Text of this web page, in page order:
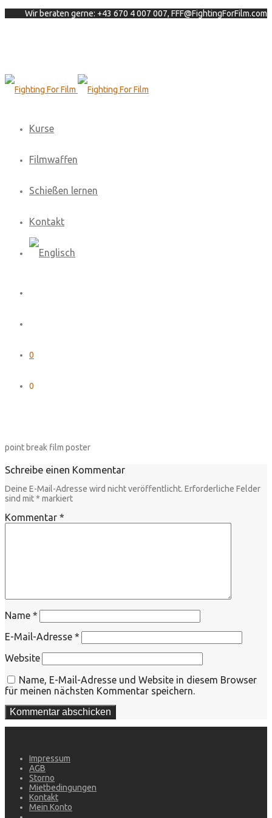
Wir beraten gerne: +43 670 4 007 007, FFF@FightingForFilm.com
Kurse
Filmwaffen
Schießen lernen
Kontakt
0
0
point break film poster
Schreibe einen Kommentar
Deine E-Mail-Adresse wird nicht veröffentlicht. Erforderliche Felder
sind mit* markiert
Kommentar *
Name *
E-Mail-Adresse *
Website
Name, E-Mail-Adresse und Website in diesem Browser
für meinen nächsten Kommentar speichern.
Impressum
AGB
Storno
Mietbedingungen
Kontakt
Mein Konto